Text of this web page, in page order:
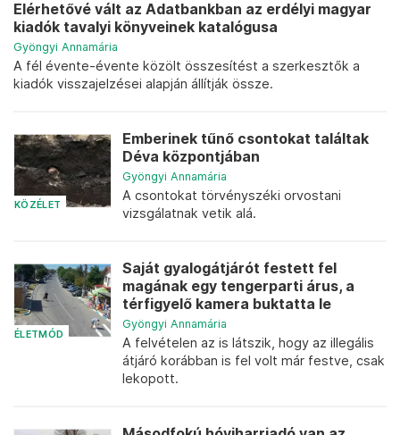
Elérhetővé vált az Adatbankban az erdélyi magyar
kiadók tavalyi könyveinek katalógusa
Gyöngyi Annamária
A fél évente-évente közölt összesítést a szerkesztők a
kiadók visszajelzései alapján állítják össze.
KÖZÉLET
Emberinek tűnő csontokat találtak
Déva központjában
Gyöngyi Annamária
A csontokat törvényszéki orvostani
vizsgálatnak vetik alá.
ÉLETMÓD
Saját gyalogátjárót festett fel
magának egy tengerparti árus, a
térfigyelő kamera buktatta le
Gyöngyi Annamária
A felvételen az is látszik, hogy az illegális
átjáró korábban is fel volt már festve, csak
lekopott.